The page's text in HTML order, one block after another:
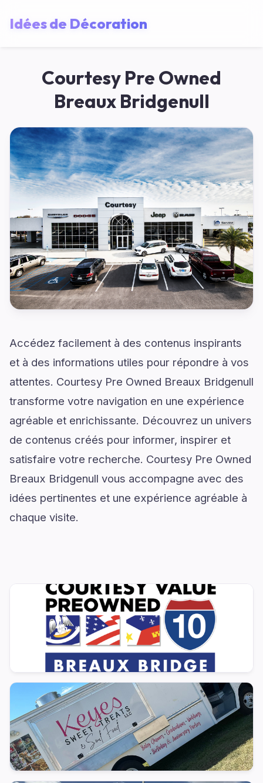
Idées de Décoration
Courtesy Pre Owned
Breaux Bridgenull
Accédez facilement à des contenus inspirants
et à des informations utiles pour répondre à vos
attentes. Courtesy Pre Owned Breaux Bridgenull
transforme votre navigation en une expérience
agréable et enrichissante. Découvrez un univers
de contenus créés pour informer, inspirer et
satisfaire votre recherche. Courtesy Pre Owned
Breaux Bridgenull vous accompagne avec des
idées pertinentes et une expérience agréable à
chaque visite.